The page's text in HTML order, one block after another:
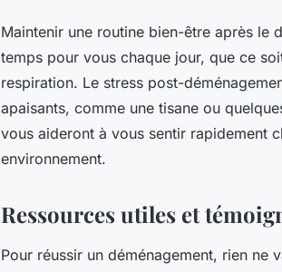
Maintenir une routine bien-être après le
temps pour vous chaque jour, que ce
respiration. Le stress post-
apaisants, comme une tisane ou
vous aideront à vous sentir rapidement
environnement.
Ressources utiles et
Pour réussir un déménagement, rien ne